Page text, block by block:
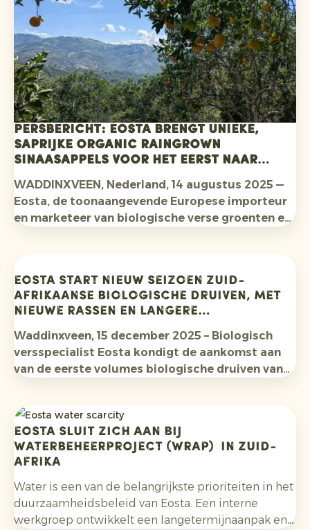
Persbericht: Eosta brengt unieke,
saprijke Organic Raingrown
sinaasappels voor het eerst naar
WADDINXVEEN, Nederland, 14 augustus 2025 —
Eosta, de toonaangevende Europese importeur
en marketeer van biologische verse groenten en
sinaasappels in Europa. De aankomst van de
eerste volumes uit Peru, in samenwerking met
een teler die traditioneel gericht is op de
sapmarkt, betekent opnieuw een primeur voor
Eosta en onderstreept de voortdurende inzet
van het bedrijf voor innovatie in het biologische
Eosta start nieuw seizoen Zuid-
Afrikaanse biologische druiven, met
nieuwe rassen en langere
Waddinxveen, 15 december 2025 – Biologisch
versspecialist Eosta kondigt de aankomst aan
van de eerste volumes biologische druiven van
verwacht. Het seizoen 2025/26 omvat meerdere
nieuwe biologische druivenrassen, met
verbeteringen op het gebied van kwaliteit,
besgrootte en houdbaarheid.
EOSTA SLUIT ZICH AAN BIJ
WATERBEHEERPROJECT (wrap) in Zuid-
Afrika
Water is een van de belangrijkste prioriteiten in het
duurzaamheidsbeleid van Eosta. Een interne
werkgroep ontwikkelt een langetermijnaanpak en